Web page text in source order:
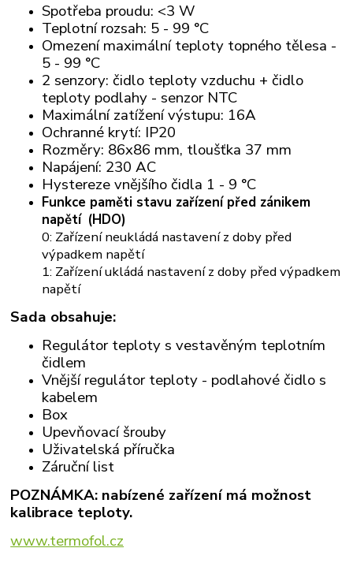
Spotřeba proudu: <3 W
Teplotní rozsah: 5 - 99 °C
Omezení maximální teploty topného tělesa -
5 - 99 °C
2 senzory: čidlo teploty vzduchu + čidlo
teploty podlahy - senzor NTC
Maximální zatížení výstupu: 16A
Ochranné krytí: IP20
Rozměry: 86x86 mm, tloušťka 37 mm
Napájení: 230 AC
Hystereze vnějšího čidla 1 - 9 °C
Funkce paměti stavu zařízení před zánikem
napětí (HDO)
0: Zařízení neukládá nastavení z doby před
výpadkem napětí
1: Zařízení ukládá nastavení z doby před výpadkem
napětí
Sada obsahuje:
Regulátor teploty s vestavěným teplotním
čidlem
Vnější regulátor teploty - podlahové čidlo s
kabelem
Box
Upevňovací šrouby
Uživatelská příručka
Záruční list
POZNÁMKA: nabízené zařízení má možnost
kalibrace teploty.
www.termofol.cz